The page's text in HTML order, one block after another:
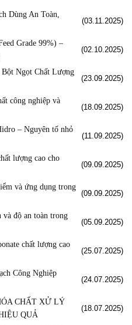
Dùng An Toàn,
(03.11.2025)
Grade 99%) –
(02.10.2025)
Ngọt Chất Lượng
(23.09.2025)
công nghiệp và
(18.09.2025)
– Nguyên tố nhỏ
(11.09.2025)
lượng cao cho
(09.09.2025)
và ứng dụng trong
(09.09.2025)
độ an toàn trong
(05.09.2025)
chất lượng cao
(25.07.2025)
Công Nghiệp
(24.07.2025)
CHẤT XỬ LÝ
QUẢ
(18.07.2025)